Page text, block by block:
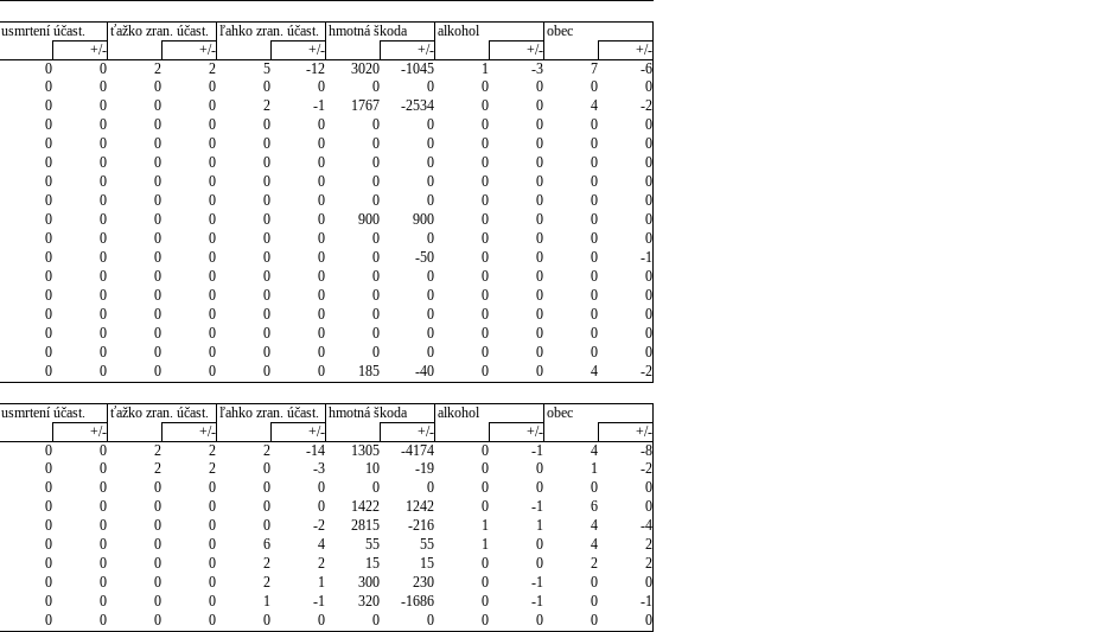
usmrtení účast. ťažko zran. účast. ľahko zran. účast. hmotná škoda alkohol
obec
+/- +/- +/- +/- +/-
+/-
0 0 2 2 5 -12 3020 -1045 1 -3 7
-6
0 0 0 0 0 0 0 0 0 0 0
0
0 0 0 0 2 -1 1767 -2534 0 0 4
-2
0 0 0 0 0 0 0 0 0 0 0
0
0 0 0 0 0 0 0 0 0 0 0
0
0 0 0 0 0 0 0 0 0 0 0
0
0 0 0 0 0 0 0 0 0 0 0
0
0 0 0 0 0 0 0 0 0 0 0
0
0 0 0 0 0 0 900 900 0 0 0
0
0 0 0 0 0 0 0 0 0 0 0
0
0 0 0 0 0 0 0 -50 0 0 0
-1
0 0 0 0 0 0 0 0 0 0 0
0
0 0 0 0 0 0 0 0 0 0 0
0
0 0 0 0 0 0 0 0 0 0 0
0
0 0 0 0 0 0 0 0 0 0 0
0
0 0 0 0 0 0 0 0 0 0 0
0
0 0 0 0 0 0 185 -40 0 0 4
-2
usmrtení účast. ťažko zran. účast. ľahko zran. účast. hmotná škoda alkohol
obec
+/- +/- +/- +/- +/-
+/-
0 0 2 2 2 -14 1305 -4174 0 -1 4
-8
0 0 2 2 0 -3 10 -19 0 0 1
-2
0 0 0 0 0 0 0 0 0 0 0
0
0 0 0 0 0 0 1422 1242 0 -1 6
0
0 0 0 0 0 -2 2815 -216 1 1 4
-4
0 0 0 0 6 4 55 55 1 0 4
2
0 0 0 0 2 2 15 15 0 0 2
2
0 0 0 0 2 1 300 230 0 -1 0
0
0 0 0 0 1 -1 320 -1686 0 -1 0
-1
0 0 0 0 0 0 0 0 0 0 0
0